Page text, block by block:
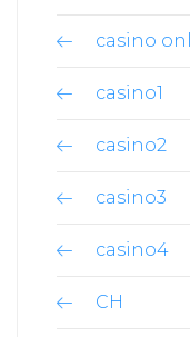
casino
casino1
casino2
casino3
casino4
CH